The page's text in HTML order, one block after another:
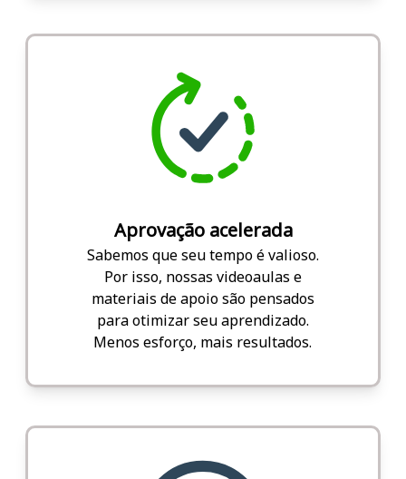
Aprovação acelerada
Sabemos que seu tempo é valioso.
Por isso, nossas videoaulas e
materiais de apoio são pensados
para otimizar seu aprendizado.
Menos esforço, mais resultados.